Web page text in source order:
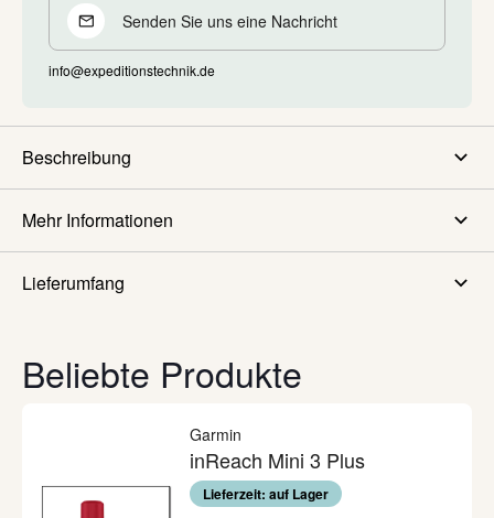
Beschreibung
Mehr Informationen
Lieferumfang
Senden Sie uns eine Nachricht
info@expeditionstechnik.de
Beliebte Produkte
Garmin
inReach Mini 3 Plus
Lieferzeit: auf Lager